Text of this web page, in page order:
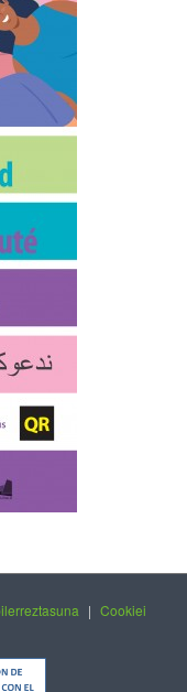
| Cookiei